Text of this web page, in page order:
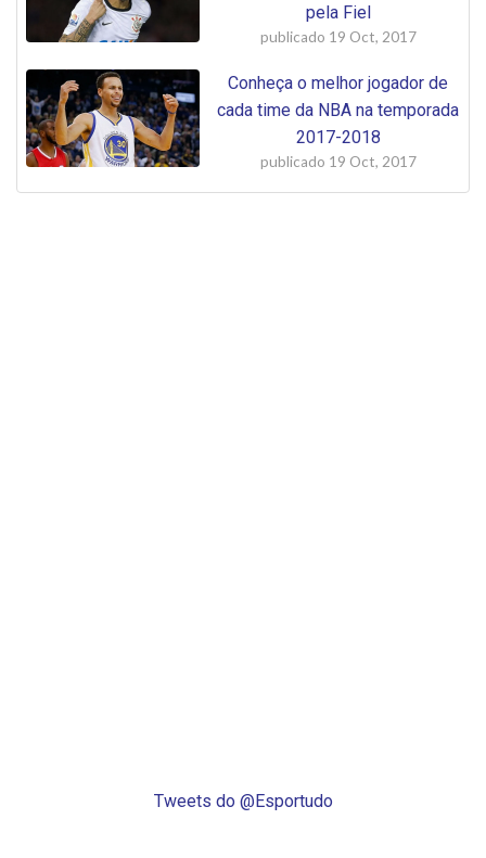
pela Fiel
publicado 19 Oct, 2017
Conheça o melhor jogador de
cada time da NBA na temporada
2017-2018
publicado 19 Oct, 2017
Tweets do @Esportudo